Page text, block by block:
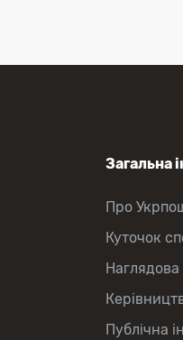
Загальна
Про
Куточок
Публічна